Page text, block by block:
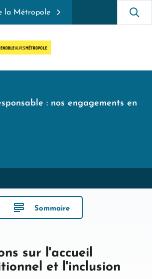
la Métropole
: nos engagements en
Sommaire
sur l'accueil
et l'inclusion